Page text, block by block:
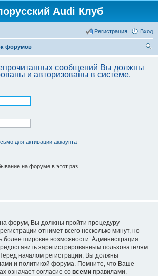
Audi Клуб
Вход
Регистрация
форумов
сообщений Вы должны
и авторизованы в системе.
для активации аккаунта
на форуме в этот раз
на форум, Вы должны пройти процедуру
отнимет всего несколько минут, но
более широкие возможности. Администрация
зарегистрированным пользователям
началом регистрации, Вы должны
и политикой форума. Помните, что Ваше
означает согласие со всеми правилами.